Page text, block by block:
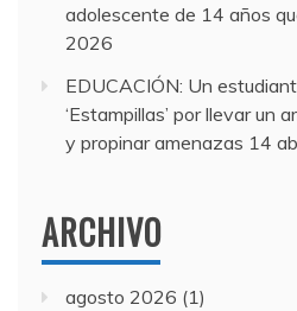
adolescente de 14 años
2026
EDUCACIÓN: Un
‘Estampillas’ por llevar un
y propinar amenazas 14
ARCHIVO
agosto 2026 (1)